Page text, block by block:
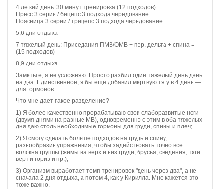
4 легкий день: 30 минут тренировка (12 подходов):
Пресс 3 серии / бицепс 3 подхода чередование
Поясница 3 серии / трицепс 3 подхода чередование
5,6 дни отдыха
7 тяжелый день: Приседания ПМВ/ОМВ + пер. дельта + спина =
(15 подходов)
8,9 дни отдыха.
Заметьте, я не усложняю. Просто разбил один тяжелый день день
на два. Единственное, я бы еще добавил мертвую тягу в 4 день —
для гормонов.
Что мне дает такое разделение?
1) Я более качественно прорабатываю свои слаборазвитые ноги
(двумя днями на разные МВ), одновременно с этим в оба тяжелых
дня даю столь необходимые гормоны для груди, спины и плеч;
2) Я смогу сделать больше подходов на грудь и спину,
разнообразив упражнения, чтобы задействовать точно все
волокна группы (жимы на верх и низ груди, брусья, сведения, тяги
верт и гориз и пр.);
3) Организм выработает темп тренировок "день через два", а не
сначала 2 дня отдыха, а потом 4, как у Кирилла. Мне кажется это
тоже важно.